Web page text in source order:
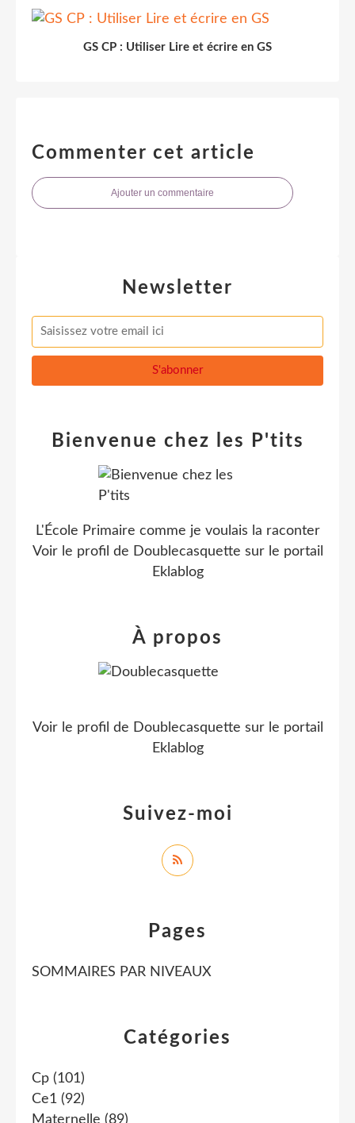
GS CP : Utiliser Lire et écrire en GS
Commenter cet article
Ajouter un commentaire
Newsletter
Catégories
Cp (101)
Ce1 (92)
Maternelle (89)
Pages
SOMMAIRES PAR NIVEAUX
Bienvenue chez les P'tits
L'École Primaire comme je voulais la raconter
Voir le profil de Doublecasquette sur le portail
Eklablog
Suivez-moi
À propos
Voir le profil de Doublecasquette sur le portail
Eklablog